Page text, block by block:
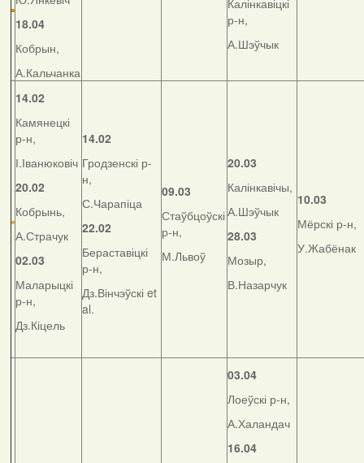
18.04
Кобрын,
А.Кальчанка
Калінкавіцкі
р-н,
А.Шэўчык
14.02
Камянецкі
р-н,
І.Іванюковіч
20.02
Кобрынь,
А.Страчук
02.03
Маларыцкі
р-н,
Дз.Кіцель
14.02
Гродзенскі р-
н,
С.Чарапіца
22.02
Бераставіцкі
р-н,
Дз.Вінчэўскі et
al.
09.03
Стаўбцоўскі
р-н,
М.Львоў
20.03
Калінкавічы,
А.Шэўчык
28.03
Мозыр,
В.Назарчук
10.03
Мёрскі р-н,
У.Жабёнак
03.04
Лоеўскі р-н,
А.Халандач
16.04